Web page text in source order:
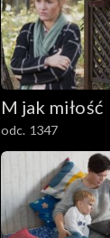
M jak miłość
odc. 1347